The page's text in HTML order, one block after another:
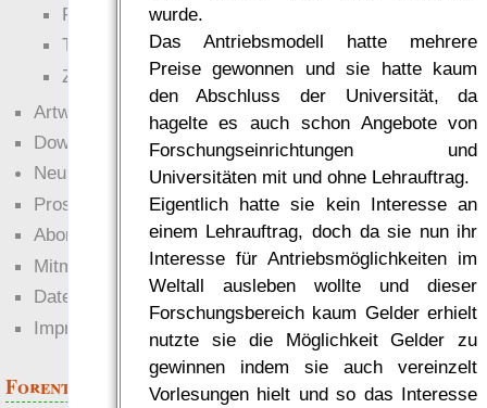
wurde.
Das Antriebsmodell hatte mehrere
Preise gewonnen und sie hatte kaum
den Abschluss der Universität, da
hagelte es auch schon Angebote von
Forschungseinrichtungen und
Universitäten mit und ohne Lehrauftrag.
Eigentlich hatte sie kein Interesse an
einem Lehrauftrag, doch da sie nun ihr
Interesse für Antriebsmöglichkeiten im
Weltall ausleben wollte und dieser
Forschungsbereich kaum Gelder erhielt
nutzte sie die Möglichkeit Gelder zu
gewinnen indem sie auch vereinzelt
Vorlesungen hielt und so das Interesse
RaumZeit
Technophob
Zettel-RPG
Artwork
Downloads
Neuigkeiten
Prosa
Abonnieren
Mitmachen
Datenschutz
Impressum
Forenthemen